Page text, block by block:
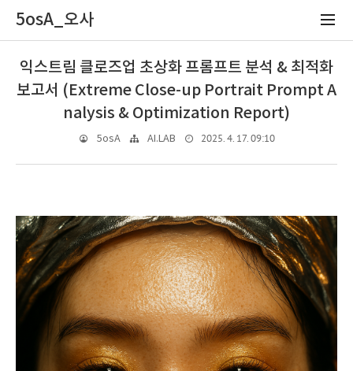
5osA_오사
익스트림 클로즈업 초상화 프롬프트 분석 & 최적화
보고서 (Extreme Close-up Portrait Prompt A
nalysis & Optimization Report)
5osA AI.LAB 2025. 4. 17. 09:10